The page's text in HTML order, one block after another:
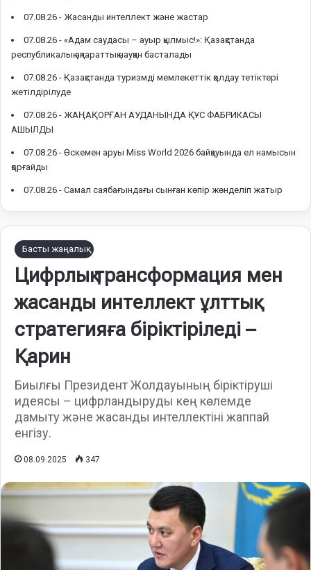
Басты жаңалық
Цифрлық трансформация мен
жасанды интеллект ұлттық
стратегияға біріктіріледі –
Қарин
Биылғы Президент Жолдауының біріктіруші
идеясы – цифрландыруды кең көлемде
дамыту және жасанды интеллектіні жаппай
енгізу.
08.09.2025 347
07.08.26 - Жасанды интеллект және жастар
07.08.26 - «Адам саудасы – ауыр қылмыс!»: Қазақстанда
республикалық ақпараттық науқан басталады
07.08.26 - Қазақстанда туризмді мемлекеттік қолдау тетіктері
жетілдірілуде
07.08.26 - ЖАҢАҚОРҒАН АУДАНЫНДА ҚҰС ФАБРИКАСЫ
АШЫЛДЫ
07.08.26 - Өскемен аруы Miss World 2026 байқауында ел намысын
қорғайды
07.08.26 - Самал саябағындағы сынған көпір жөнделіп жатыр